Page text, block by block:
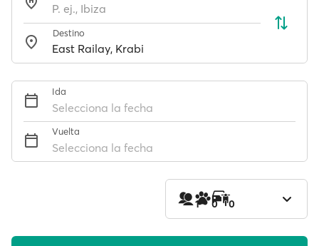
Destino
Ida
Selecciona la fecha
Vuelta
Selecciona la fecha
1 0 0